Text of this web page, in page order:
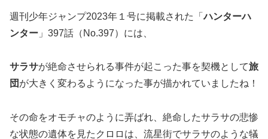
週刊少年ジャンプ2023年１号に掲載された「ハンターハ
ンター 」397話（No.397）には、
サラサが絶命させられる事件が起こった事を契機として旅
団 が大きく変わるようになった事が描かれていましたね！
その命をオモチャのように弄ばれ、絶命したサラサの悲惨
な状態の遺体を見たクロロは、流星街でサラサのような犠